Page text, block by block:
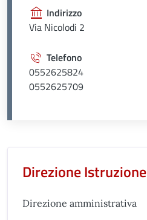
Indirizzo
Via Nicolodi 2
Telefono
0552625824
0552625709
Direzione Istruzione
Direzione amministrativa